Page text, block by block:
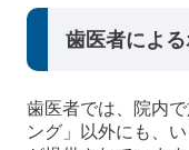
歯医者によ
歯医者では、院内
ング」以外にも、